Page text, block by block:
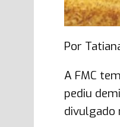
Por
A FMC
pediu
divulgado